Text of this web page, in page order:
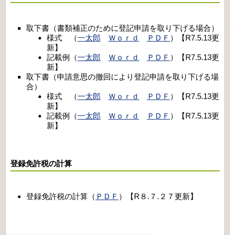
取下書（書類補正のために登記申請を取り下げる場合）
様式 （一太郎 Ｗｏｒｄ ＰＤＦ ）【R7.5.13更
新】
記載例（一太郎 Ｗｏｒｄ ＰＤＦ ）【R7.5.13更
新】
取下書（申請意思の撤回により登記申請を取り下げる場
合）
様式 （一太郎 Ｗｏｒｄ ＰＤＦ ）【R7.5.13更
新】
記載例（一太郎 Ｗｏｒｄ ＰＤＦ ）【R7.5.13更
新】
登録免許税の計算
登録免許税の計算（ ＰＤＦ ）【R８.７.２７更新】